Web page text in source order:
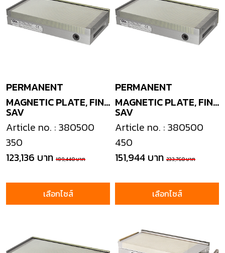
SAV
PERMANENT
MAGNETIC PLATE, FINE
POLE
Article no. : 380500
350
123,136 บาท 189,440 บาท
เลือกไซส์
SAV
PERMANENT
MAGNETIC PLATE, FINE
POLE
Article no. : 380500
450
151,944 บาท 233,760 บาท
เลือกไซส์